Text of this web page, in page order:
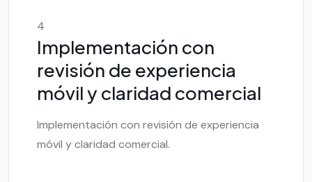
4
Implementación con
revisión de experiencia
móvil y claridad comercial
Implementación con revisión de experiencia
móvil y claridad comercial.